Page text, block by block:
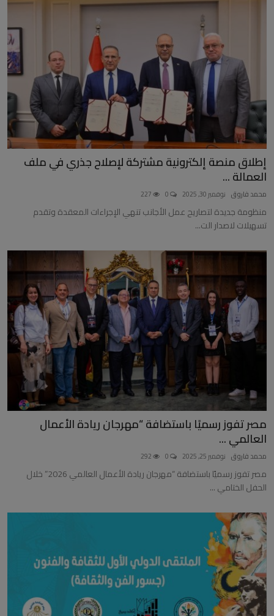
إطلاق منصة إلكترونية مشتركة لإصلاح جذري في ملف
العمالة ...
محمد فاروق نوفمبر 30, 2025
منظومة جديدة لتصاريح عمل الأجانب تنهي الإجراءات المعقدة وتقدم
تسهيلات لاصدار الت...
مصر تفوز رسميًا باستضافة “مهرجان ريادة الأعمال
العالمي ...
محمد فاروق نوفمبر 25, 2025
مصر تفوز رسميًا باستضافة “مهرجان ريادة الأعمال العالمي 2026” خلال
الحفل الختامي ...